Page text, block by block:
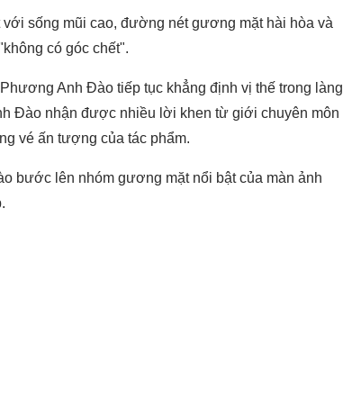
sống mũi cao, đường nét gương mặt hài hòa và
có góc chết".
Anh Đào tiếp tục khẳng định vị thế trong làng
Đào nhận được nhiều lời khen từ giới chuyên môn
vé ấn tượng của tác phẩm.
bước lên nhóm gương mặt nổi bật của màn ảnh